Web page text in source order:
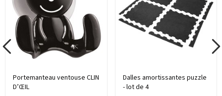
Portemanteau ventouse CLIN
D’ŒIL
Dalles amortissantes puzzle
- lot de 4